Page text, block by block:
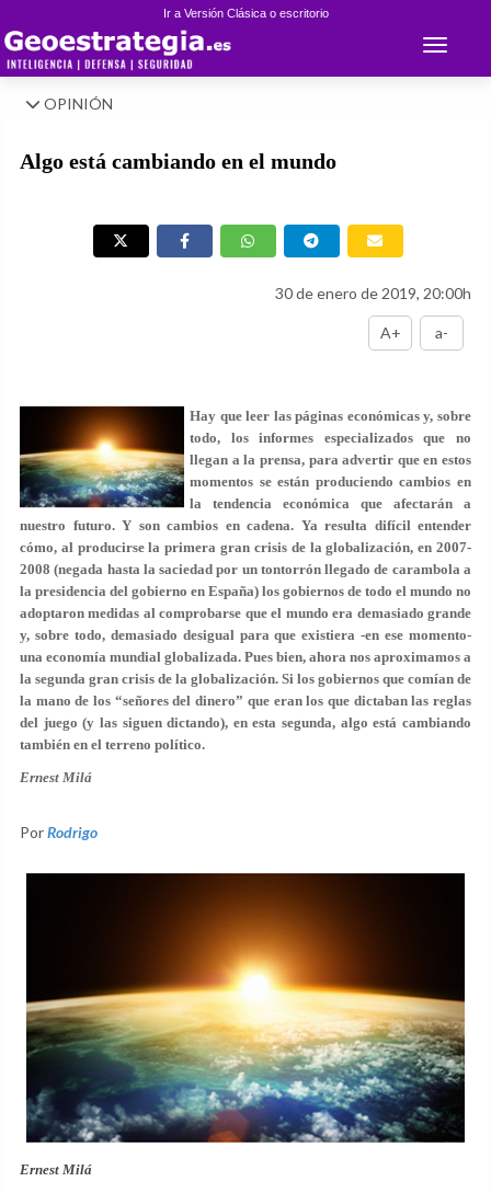
Ir a Versión Clásica o escritorio
Toggle
OPINIÓN
Algo está cambiando en el mundo
30 de enero de 2019, 20:00h
A+ a-
Hay que leer las páginas económicas y, sobre
todo, los informes especializados que no
llegan a la prensa, para advertir queen estos
momentos se están produciendo cambios en
la tendencia económica que afectarán a
nuestro futuro. Y son cambios en cadena. Ya resulta difícil entender
cómo, al producirse la primera gran crisis de la globalización, en 2007-
2008 (negada hasta la saciedad por un tontorrón llegado de carambola a
la presidencia del gobierno en España) los gobiernos de todo el mundo no
adoptaron medidas al comprobarse que el mundo era demasiado grande
y, sobre todo, demasiado desigual para que existiera -en ese momento-
una economía mundial globalizada. Pues bien, ahora nos aproximamos a
la segunda gran crisis de la globalización. Si los gobiernos que comían de
la mano de los “señores del dinero” que eran los que dictaban las reglas
del juego (y las siguen dictando), en esta segunda, algo está cambiando
también en el terreno político.
Ernest Milá
PorRodrigo
Ernest Milá